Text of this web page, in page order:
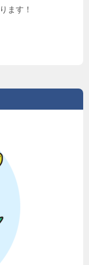
ます！